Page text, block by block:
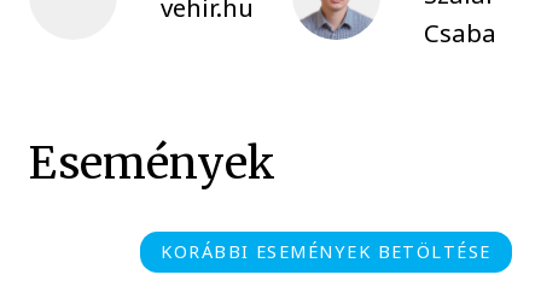
vehir.hu
Csaba
Események
KORÁBBI ESEMÉNYEK BETÖLTÉSE